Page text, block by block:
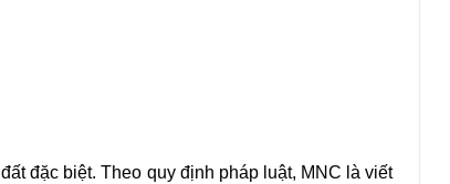
đặc biệt. Theo quy định pháp luật, MNC là viết